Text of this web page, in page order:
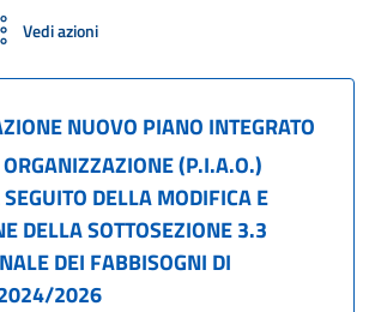
Vedi azioni
NUOVO PIANO INTEGRATO
(P.I.A.O.)
DELLA MODIFICA E
DELLA SOTTOSEZIONE 3.3
DEI FABBISOGNI DI
2026